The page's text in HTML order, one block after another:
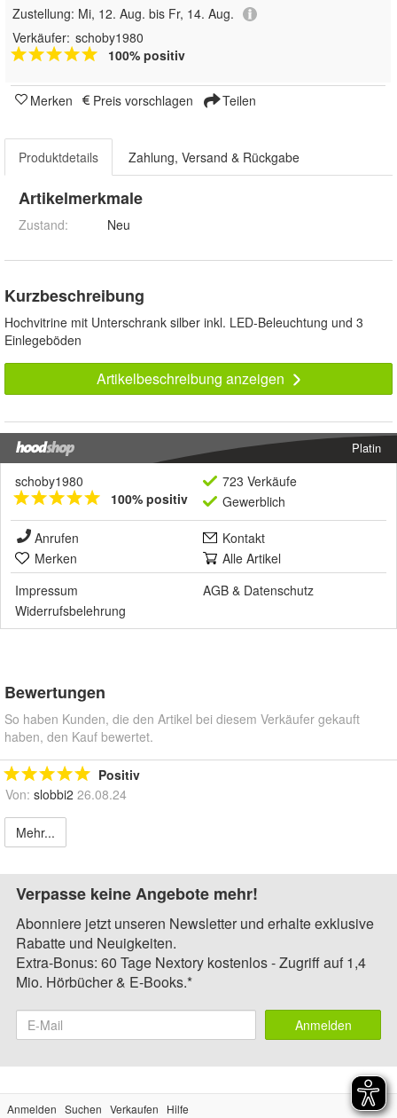
Zustellung: Mi, 12. Aug. bis Fr, 14. Aug.
Verkäufer: schoby1980
100% positiv
Merken Preis vorschlagen Teilen
Produktdetails Zahlung, Versand & Rückgabe
Artikelmerkmale
Zustand: Neu
Kurzbeschreibung
Hochvitrine mit Unterschrank silber inkl. LED-Beleuchtung und 3
Einlegeböden
Artikelbeschreibung anzeigen
Platin
schoby1980
100% positiv
723 Verkäufe
Gewerblich
Anrufen
Kontakt
Merken
Alle Artikel
Impressum
AGB & Datenschutz
Widerrufsbelehrung
Bewertungen
So haben Kunden, die den Artikel bei diesem Verkäufer gekauft
haben, den Kauf bewertet.
Positiv
Von: slobbi2 26.08.24
Mehr...
Verpasse keine Angebote mehr!
Abonniere jetzt unseren Newsletter und erhalte exklusive
Rabatte und Neuigkeiten.
Extra-Bonus: 60 Tage Nextory kostenlos - Zugriff auf 1,4
Mio. Hörbücher & E-Books.*
Anmelden
Anmelden Suchen Verkaufen
Hilfe